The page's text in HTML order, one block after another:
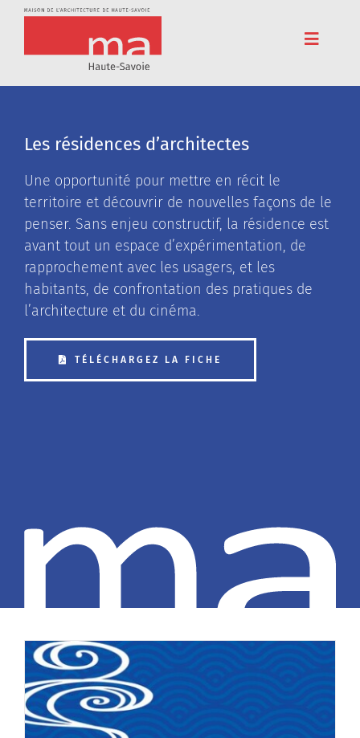
Passer
Toggle
Accueil
Conférences
Pédagogie
Résidences
Voyages
Contactez-nous
Les résidences d’architectes
Une opportunité pour mettre en récit le
territoire et découvrir de nouvelles façons de le
penser. Sans enjeu constructif, la résidence est
avant tout un espace d’expérimentation, de
rapprochement avec les usagers, et les
habitants, de confrontation des pratiques de
l’architecture et du cinéma.
TÉLÉCHARGEZ LA FICHE